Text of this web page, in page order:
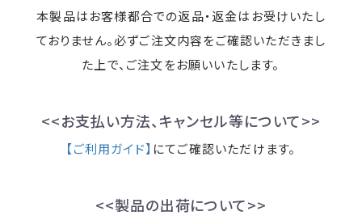
本製品はお客様都合での返品・返金はお受けいたし
ておりません。必ずご注文内容をご確認いただきまし
た上で、ご注文をお願いいたします。
<<お支払い方法、キャンセル等について>>
【ご利用ガイド】 にてご確認いただけます。
<<製品の出荷について>>